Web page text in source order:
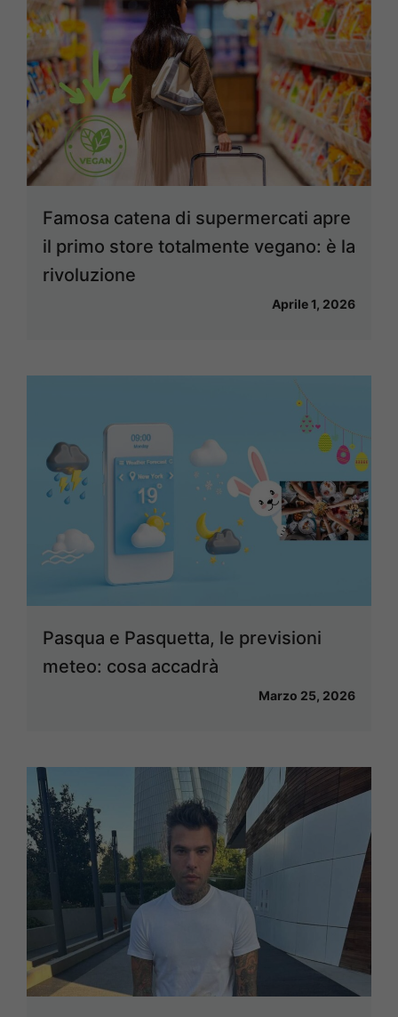
Famosa catena di supermercati apre
il primo store totalmente vegano: è la
rivoluzione
Aprile 1, 2026
Pasqua e Pasquetta, le previsioni
meteo: cosa accadrà
Marzo 25, 2026